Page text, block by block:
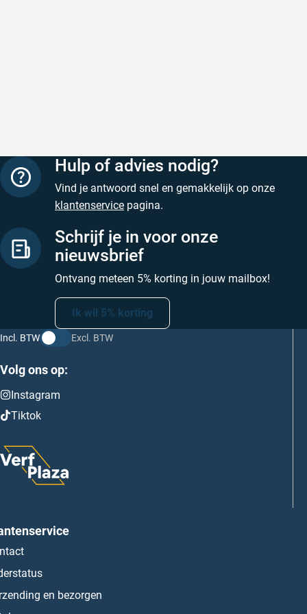
Hulp of advies nodig?
Vind je antwoord snel en gemakkelijk op onze
klantenservice pagina.
Schrijf je in voor onze
nieuwsbrief
Ontvang meteen 5% korting in jouw mailbox!
Ik wil 5% korting
Incl. BTW Excl. BTW
Volg ons op:
Instagram
Tiktok
en bezorgen